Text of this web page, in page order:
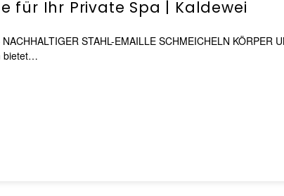
für Ihr Private Spa | Kaldewei
NACHHALTIGER STAHL-EMAILLE SCHMEICHELN
bietet…